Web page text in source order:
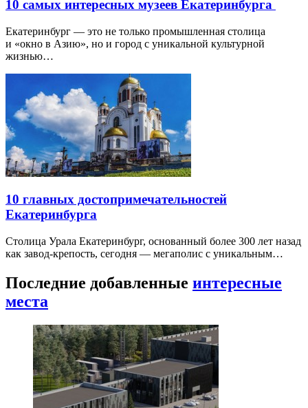
10 самых интересных музеев Екатеринбурга
Екатеринбург — это не только промышленная столица
и «окно в Азию», но и город с уникальной культурной
жизнью…
10 главных достопримечательностей
Екатеринбурга
Столица Урала Екатеринбург, основанный более 300 лет назад
как завод-крепость, сегодня — мегаполис с уникальным…
Последние добавленные интересные
места